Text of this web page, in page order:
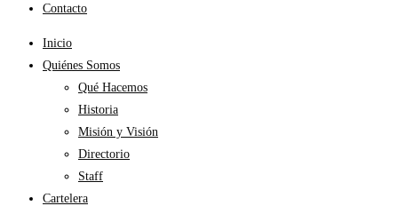
Contacto
Inicio
Quiénes Somos
Qué Hacemos
Historia
Misión y Visión
Directorio
Staff
Cartelera